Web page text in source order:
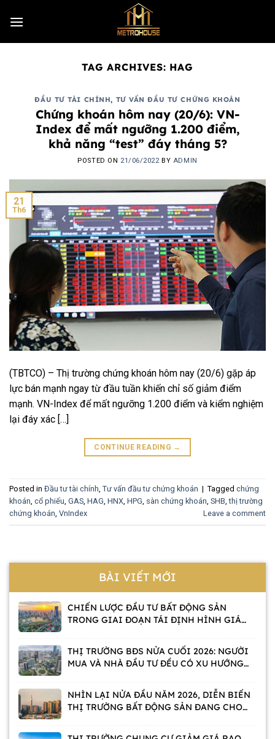
TAG ARCHIVES: HAG
ĐẦU TƯ TÀI CHÍNH, TƯ VẤN ĐẦU TƯ CHỨNG KHOÁN
Chứng khoán hôm nay (20/6): VN-
Index để mất ngưỡng 1.200 điểm,
khả năng “test” đáy tháng 5?
POSTED ON 21/06/2022BY ADMIN
21
Th6
(TBTCO) – Thị trường chứng khoán hôm nay (20/6) gặp áp
lực bán mạnh ngay từ đầu tuần khiến chỉ số giảm điểm
mạnh. VN-Index để mất ngưỡng 1.200 điểm và kiểm nghiệm
lại đáy xác […]
CONTINUE READING →
Posted in Đầu tư tài chính, Tư vấn đầu tư chứng khoán | Tagged chứng
khoán, cổ phiếu, GAS, HAG, HNX, HPG, sàn chứng khoán, SHB,thị trường
chứng khoán, VnIndex Leave a comment
BÀI VIẾT MỚI
CHIẾN LƯỢC ĐẦU TƯ BẤT ĐỘNG SẢN
TRONG GIAI ĐOẠN TÁI ĐỊNH HÌNH GIÁ
THỊ TRƯỜNG BĐS NỬA CUỐI 2026: NGƯỜI
MUA VÀ NHÀ ĐẦU TƯ ĐỀU CÓ XU HƯỚNG
NHÌN LẠI NỬA ĐẦU NĂM 2026, DIỄN BIẾN
THỊ TRƯỜNG BẤT ĐỘNG SẢN ĐANG CHO